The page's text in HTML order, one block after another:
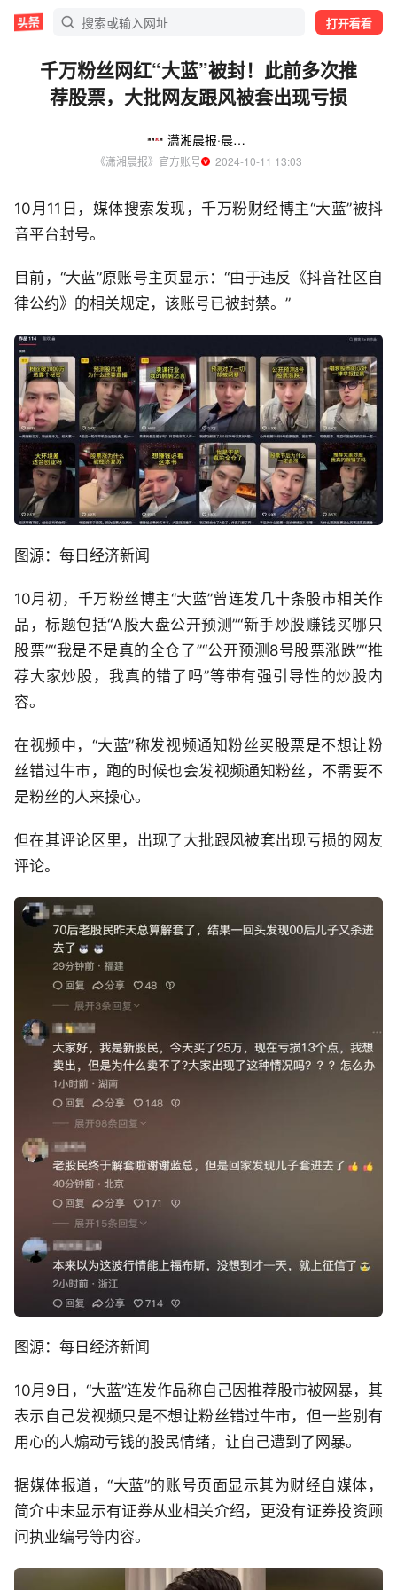
打开看看
千万粉丝网红“大蓝”被封！此前多次推
荐股票，大批网友跟风被套出现亏损
潇湘晨报·晨视频
《潇湘晨报》官方账号
  2024-10-11 13:03
10月11日，媒体搜索发现，千万粉财经博主“大蓝”被抖
音平台封号。
目前，“大蓝”原账号主页显示：“由于违反《抖音社区自
律公约》的相关规定，该账号已被封禁。”
图源：每日经济新闻
10月初，千万粉丝博主“大蓝”曾连发几十条股市相关作
品，标题包括“A股大盘公开预测”“新手炒股赚钱买哪只
股票”“我是不是真的全仓了”“公开预测8号股票涨跌”“推
荐大家炒股，我真的错了吗”等带有强引导性的炒股内
容。
在视频中，“大蓝”称发视频通知粉丝买股票是不想让粉
丝错过牛市，跑的时候也会发视频通知粉丝，不需要不
是粉丝的人来操心。
但在其评论区里，出现了大批跟风被套出现亏损的网友
评论。
图源：每日经济新闻
10月9日，“大蓝”连发作品称自己因推荐股市被网暴，其
表示自己发视频只是不想让粉丝错过牛市，但一些别有
用心的人煽动亏钱的股民情绪，让自己遭到了网暴。
据媒体报道，“大蓝”的账号页面显示其为财经自媒体，
简介中未显示有证券从业相关介绍，更没有证券投资顾
问执业编号等内容。